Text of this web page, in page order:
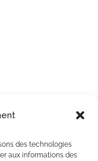
des technologies
aux informations des